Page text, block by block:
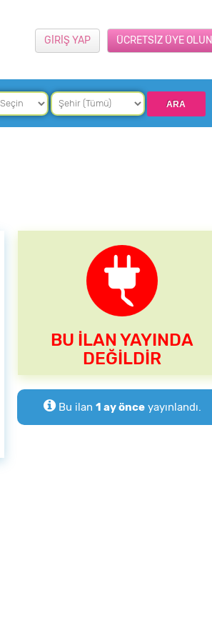
ÜCRETSİZ ÜYE OLUN
GİRİŞ YAP
BU İLAN YAYINDA
DEĞİLDİR
Bu ilan 1 ay önceyayınlandı.